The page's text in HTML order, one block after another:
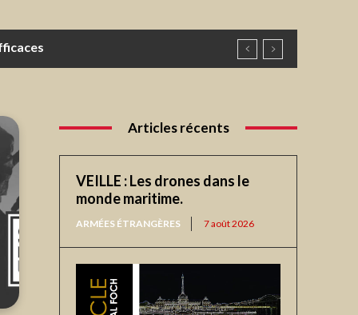
le GCA (2S) Jean-Tristan
Articles récents
VEILLE : Les drones dans le
monde maritime.
ARMÉES ÉTRANGÈRES 7 août 2026